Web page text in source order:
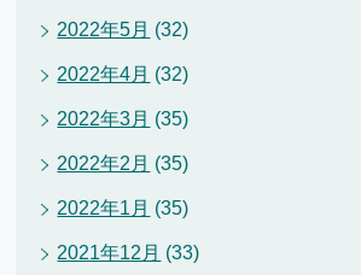
2022年5月 (32)
2022年4月 (32)
2022年3月 (35)
2022年2月 (35)
2022年1月 (35)
2021年12月 (33)